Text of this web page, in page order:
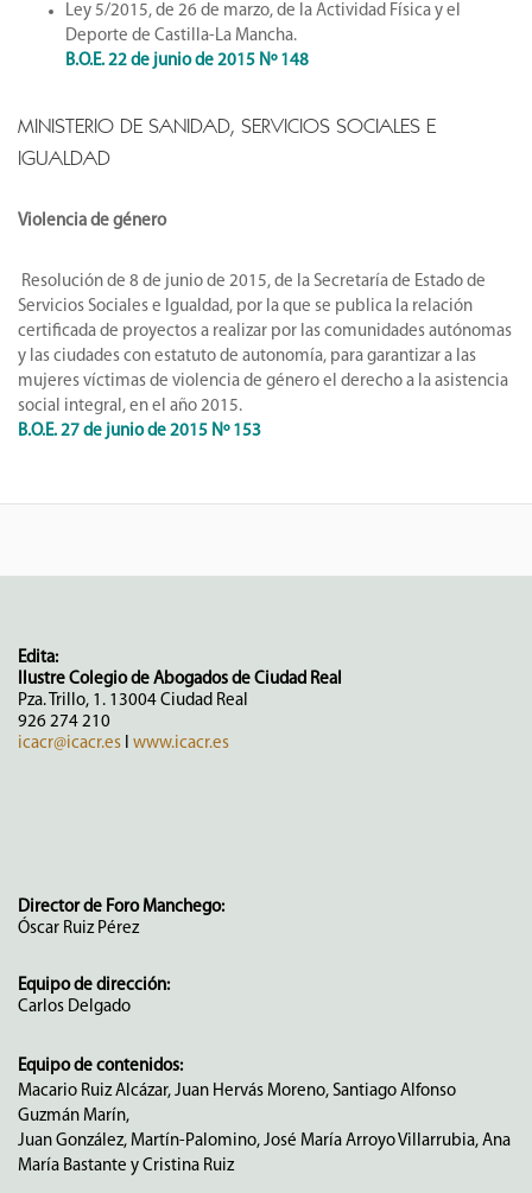
Ley 5/2015, de 26 de marzo, de la Actividad Física y el
Deporte de Castilla-La Mancha.
B.O.E. 22 de junio de 2015 Nº 148
MINISTERIO DE SANIDAD, SERVICIOS SOCIALES E
IGUALDAD
Violencia de género
Resolución de 8 de junio de 2015, de la Secretaría de Estado de
Servicios Sociales e Igualdad, por la que se publica la relación
certificada de proyectos a realizar por las comunidades autónomas
y las ciudades con estatuto de autonomía, para garantizar a las
mujeres víctimas de violencia de género el derecho a la asistencia
social integral, en el año 2015.
B.O.E. 27 de junio de 2015 Nº 153
Edita:
Ilustre Colegio de Abogados de Ciudad Real
Pza. Trillo, 1. 13004 Ciudad Real
926 274 210
icacr@icacr.es
www.icacr.es
Director de Foro Manchego:
Óscar Ruiz Pérez
Equipo de dirección:
Carlos Delgado
Equipo de contenidos:
Macario Ruiz Alcázar, Juan Hervás Moreno, Santiago Alfonso
Guzmán Marín,
Juan González, Martín-Palomino, José María Arroyo Villarrubia, Ana
María Bastante y Cristina Ruiz